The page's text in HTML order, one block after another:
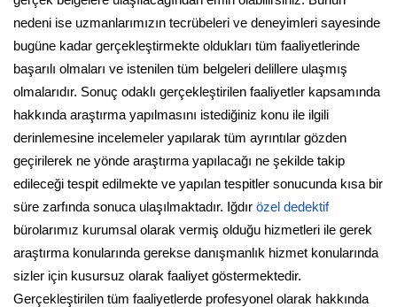
nedeni ise uzmanlarımızın tecrübeleri ve deneyimleri sayesinde
bugüne kadar gerçekleştirmekte oldukları tüm faaliyetlerinde
başarılı olmaları ve istenilen tüm belgeleri delillere ulaşmış
olmalarıdır. Sonuç odaklı gerçekleştirilen faaliyetler kapsamında
hakkında araştırma yapılmasını istediğiniz konu ile ilgili
derinlemesine incelemeler yapılarak tüm ayrıntılar gözden
geçirilerek ne yönde araştırma yapılacağı ne şekilde takip
edileceği tespit edilmekte ve yapılan tespitler sonucunda kısa bir
süre zarfında sonuca ulaşılmaktadır. Iğdır özel dedektif
bürolarımız kurumsal olarak vermiş olduğu hizmetleri ile gerek
araştırma konularında gerekse danışmanlık hizmet konularında
sizler için kusursuz olarak faaliyet göstermektedir.
Gerçekleştirilen tüm faaliyetlerde profesyonel olarak hakkında